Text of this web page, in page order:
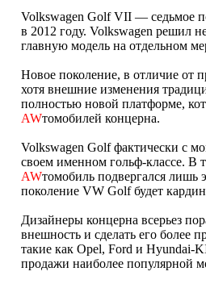
Volkswagen Golf VII — седьмое
в 2012 году. Volkswagen решил
главную модель на отдельном
Новое поколение, в отличие от
хотя внешние изменения
полностью новой платформе,
AWтомобилей концерна.
Volkswagen Golf фактически с
своем именном гольф-классе. В
AWтомобиль подвергался
поколение VW Golf будет
Дизайнеры концерна всерьез
внешность и сделать его более
такие как Opel, Ford и Hyundai-
продажи наиболее популярной